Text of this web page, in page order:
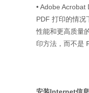
• Adobe
PDF 打印的情况
性能和更高质量
印方法，而不是